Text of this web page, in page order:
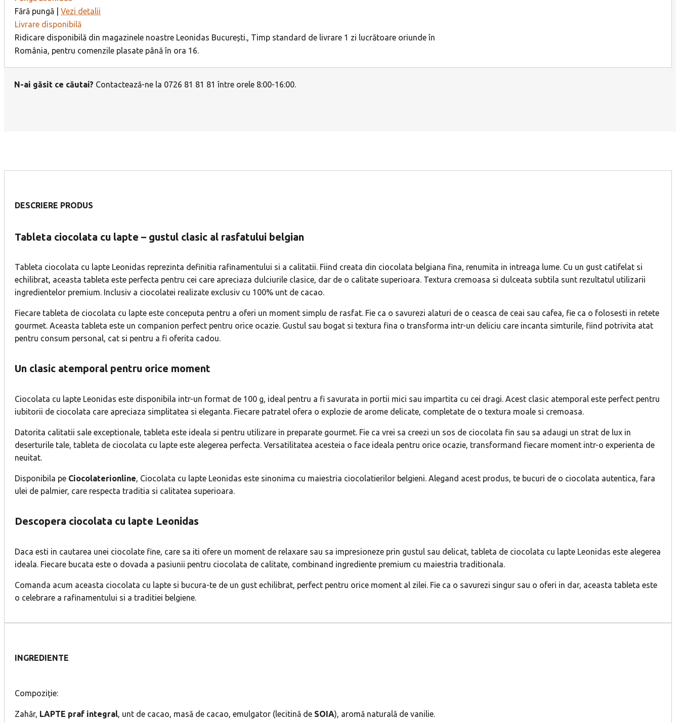
Fără pungă | Vezi detalii
Livrare disponibilă
Ridicare disponibilă din magazinele noastre Leonidas București., Timp standard de livrare 1 zi lucrătoare oriunde în
România, pentru comenzile plasate până în ora 16.
N-ai găsit ce căutai? Contactează-ne la 0726 81 81 81 între orele 8:00-16:00.
DESCRIERE PRODUS
Tableta ciocolata cu lapte – gustul clasic al rasfatului belgian
Tableta ciocolata cu lapte Leonidas reprezinta definitia rafinamentului si a calitatii. Fiind creata din ciocolata belgiana fina, renumita in intreaga lume. Cu un gust catifelat si
echilibrat, aceasta tableta este perfecta pentru cei care apreciaza dulciurile clasice, dar de o calitate superioara. Textura cremoasa si dulceata subtila sunt rezultatul utilizarii
ingredientelor premium. Inclusiv a ciocolatei realizate exclusiv cu 100% unt de cacao.
Fiecare tableta de ciocolata cu lapte este conceputa pentru a oferi un moment simplu de rasfat. Fie ca o savurezi alaturi de o ceasca de ceai sau cafea, fie ca o folosesti in retete
gourmet. Aceasta tableta este un companion perfect pentru orice ocazie. Gustul sau bogat si textura fina o transforma intr-un deliciu care incanta simturile, fiind potrivita atat
pentru consum personal, cat si pentru a fi oferita cadou.
Un clasic atemporal pentru orice moment
Ciocolata cu lapte Leonidas este disponibila intr-un format de 100 g, ideal pentru a fi savurata in portii mici sau impartita cu cei dragi. Acest clasic atemporal este perfect pentru
iubitorii de ciocolata care apreciaza simplitatea si eleganta. Fiecare patratel ofera o explozie de arome delicate, completate de o textura moale si cremoasa.
Datorita calitatii sale exceptionale, tableta este ideala si pentru utilizare in preparate gourmet. Fie ca vrei sa creezi un sos de ciocolata fin sau sa adaugi un strat de lux in
deserturile tale, tableta de ciocolata cu lapte este alegerea perfecta. Versatilitatea acesteia o face ideala pentru orice ocazie, transformand fiecare moment intr-o experienta de
neuitat.
Disponibila pe Ciocolaterionline, Ciocolata cu lapte Leonidas este sinonima cu maiestria ciocolatierilor belgieni. Alegand acest produs, te bucuri de o ciocolata autentica, fara
ulei de palmier, care respecta traditia si calitatea superioara.
Descopera ciocolata cu lapte Leonidas
Daca esti in cautarea unei ciocolate fine, care sa iti ofere un moment de relaxare sau sa impresioneze prin gustul sau delicat, tableta de ciocolata cu lapte Leonidas este alegerea
ideala. Fiecare bucata este o dovada a pasiunii pentru ciocolata de calitate, combinand ingrediente premium cu maiestria traditionala.
Comanda acum aceasta ciocolata cu lapte si bucura-te de un gust echilibrat, perfect pentru orice moment al zilei. Fie ca o savurezi singur sau o oferi in dar, aceasta tableta este
o celebrare a rafinamentului si a traditiei belgiene.
INGREDIENTE
Compoziție:
Zahăr, LAPTE praf integral, unt de cacao, masă de cacao, emulgator (lecitină de SOIA), aromă naturală de vanilie.